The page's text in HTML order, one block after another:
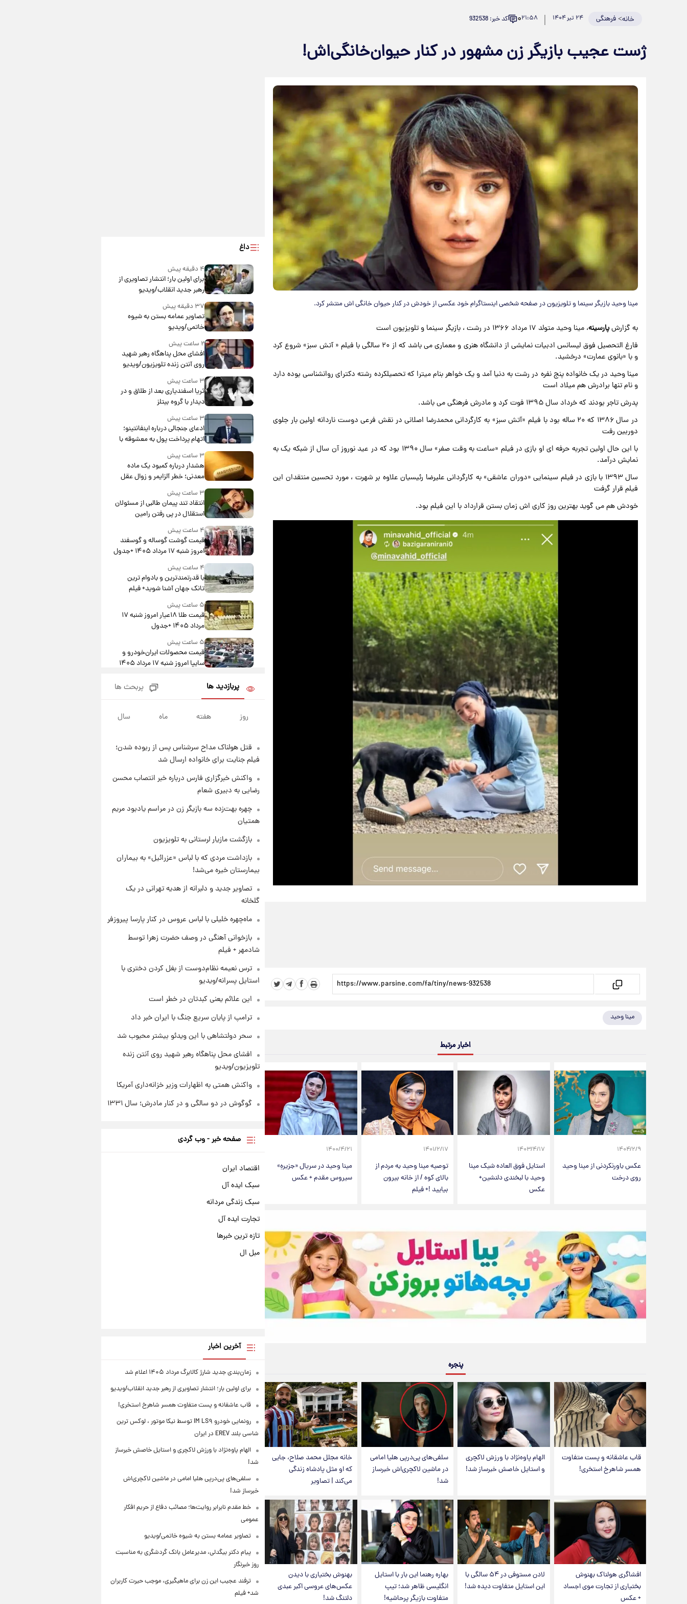
خانه>فرهنگی ۲۴ تیر ۱۴۰۴ ۲۱:۵۸۰ کد خبر: 932538
ژست عجیب بازیگر زن مشهور در کنار حیوان‌خانگی‌اش!
مینا وحید بازیگر سینما و تلویزیون در صفحه شخصی اینستاگرام خود عکسی از خودش در کنار حیوان خانگی ‌اش منتشر کرد.
به گزارشپارسینه، مینا وحید متولد ۱۷ مرداد ۱۳۶۶ در رشت ، بازیگر سینما و تلویزیون است
فارغ التحصیل فوق لیسانس ادبیات نمایشی از دانشگاه هنری و معماری می باشد که از ۲۰ سالگی با فیلم « آتش سبز» شروع کرد
و با «بانوی عمارت» درخشید.
مینا وحید در یک خانواده پنج نفره در رشت به دنیا آمد و یک خواهر بنام میترا که تحصیلکرده رشته دکترای روانشناسی بوده دارد
و نام تنها برادرش هم میلاد است
پدرش تاجر بودند که خرداد سال ۱۳۹۵ فوت کرد و مادرش فرهنگی می باشد.
در سال ۱۳۸۶ که ۲۰ ساله بود با فیلم «آتش سبز» به کارگردانی محمدرضا اصلانی در نقش فرعی دوست ناردانه اولین بار جلوی
دوربین رفت
با این حال اولین تجربه حرفه ای او بازی در فیلم «ساعت به وقت صفر» سال ۱۳۹۰ بود که در عید نوروز آن سال از شبکه یک به
نمایش درآمد.
سال ۱۳۹۳ با بازی در فیلم سینمایی «دوران عاشقی» به کارگردانی علیرضا رئیسیان علاوه بر شهرت ، مورد تحسین منتقدان این
فیلم قرار گرفت
خودش هم می گوید بهترین روز کاری اش زمان بستن قرارداد با این فیلم بود.
مینا وحید
اخبار مرتبط
۱۴۰۴/۲/۹
عکس باورنکردنی از مینا وحید
روی درخت
۱۴۰۳/۴/۱۷
استایل فوق العاده شیک مینا
وحید با لبخندی دلنشین+
عکس
۱۴۰۱/۲/۱۷
توصیه مینا وحید به مردم از
بالای کوه / از خانه بیرون
بیایید !+ فیلم
۱۴۰۰/۴/۲۱
مینا وحید در سریال «جزیرهِ»
سیروس مقدم + عکس
پنجره
قاب عاشقانه و پست متفاوت
همسر شاهرخ استخری!
الهام پاوه‌نژاد با ورزش لاکچری
و استایل خاصش خبرساز شد!
سلفی‌های پی‌درپی هلیا امامی
در ماشین لاکچری‌اش خبرساز
شد!
خانه مجلل محمد صلاح، جایی
که او مثل پادشاه زندگی
می‌کند | تصاویر
افشاگری هولناک بهنوش
بختیاری از تجارت موی اجساد
+ عکس
لادن مستوفی در ۵۴ سالگی با
این استایل متفاوت دیده شد!
بهاره رهنما این بار با استایل
انگلیسی ظاهر شد؛ تیپ
متفاوت بازیگر پرحاشیه!
بهنوش بختیاری با دیدن
عکس‌های عروسی اکبر عبدی
دلتنگ شد!
داغ
۴ دقیقه پیش
برای اولین بار؛ انتشار تصاویری از
رهبر جدید انقلاب/ویدیو
۳۷ دقیقه پیش
تصاویر عمامه بستن به شیوه
خاتمی/ویدیو
۲ ساعت پیش
افشای محل پناهگاه‌ رهبر شهید
روی آنتن زنده تلویزیون/ویدیو
۳ ساعت پیش
ثریا اسفندیاری بعد از طلاق و در
دیدار با گروه بیتلز
۳ ساعت پیش
ادعای جنجالی درباره اینفانتینو؛
اتهام پرداخت پول به معشوقه با
۳ ساعت پیش
هشدار درباره کمبود یک ماده
معدنی؛ خطر آلزایمر و زوال عقل
۳ ساعت پیش
انتقاد تند پیمان طالبی از مسئولان
استقلال در پی رفتن رامین
رضاییان+ عکس
۴ ساعت پیش
قیمت گوشت گوساله و گوسفند
امروز شنبه ۱۷ مرداد ۱۴۰۵ +جدول
۴ ساعت پیش
با قدرتمندترین و بادوام ترین
تانک جهان آشنا شوید+ فیلم
۵ ساعت پیش
قیمت طلا ۱۸عیار امروز شنبه ۱۷
مرداد ۱۴۰۵ +جدول
۵ ساعت پیش
قیمت محصولات ایران‌خودرو و
سایپا امروز شنبه ۱۷ مرداد ۱۴۰۵
یک پیش ‌بینی مهم برای قیمت
۱۹ ساعت پیش
۱ روز پیش
تصاویر کمتر دیده‌شده از شهیدان
حاجی‌زاده و باقری؛ فرماندهان
شهید هوافضای ایران
۱ روز پیش
قیمت خودروهای سایپا تغییر کرد؛
لیست قیمت جمعه ۱۶ مرداد
پربازدید ها پربحث ها
روز هفته ماه سال
قتل هولناک مداح سرشناس پس از ربوده شدن؛
فیلم جنایت برای خانواده ارسال شد
واکنش خبرگزاری فارس درباره خبر انتصاب محسن
رضایی به دبیری شعام
چهره بهت‌زده سه بازیگر زن در مراسم یادبود مریم
همتیان
بازگشت مازیار لرستانی به تلویزیون
بازداشت مردی که با لباس «عزرائیل» به بیماران
بیمارستان خیره می‌شد!
تصاویر جدید و دلبرانه از هدیه تهرانی در یک
گلخانه
ماه‌چهره خلیلی با لباس عروس در کنار پارسا پیروزفر
بازخوانی آهنگی در وصف حضرت زهرا توسط
شادمهر + فیلم
ترس نعیمه نظام‌دوست از بغل کردن دختری با
استایل پسرانه/ویدیو
این علائم یعنی کبدتان در خطر است
ترامپ از پایان سریع جنگ با ایران خبر داد
سحر دولتشاهی با این ویدئو بیشتر محبوب شد
افشای محل پناهگاه‌ رهبر شهید روی آنتن زنده
تلویزیون/ویدیو
واکنش همتی به اظهارات وزیر خزانه‌داری آمریکا
گوگوش در دو سالگی و در کنار مادرش؛ سال ۱۳۳۱
صفحه خبر - وب گردی
اقتصاد ایران
سبک ایده آل
سبک زندگی مردانه
تجارت ایده آل
تازه ترین خبرها
مبل ال
آخرین اخبار
زمان‌بندی جدید شارژ کالابرگ مرداد ۱۴۰۵ اعلام شد
برای اولین بار؛ انتشار تصاویری از رهبر جدید انقلاب/ویدیو
قاب عاشقانه و پست متفاوت همسر شاهرخ استخری!
رونمایی خودرو IM LS۹ توسط نیکا موتور ، لوکس ترین
شاسی بلند EREV در ایران
الهام پاوه‌نژاد با ورزش لاکچری و استایل خاصش خبرساز
شد!
سلفی‌های پی‌درپی هلیا امامی در ماشین لاکچری‌اش
خبرساز شد!
خط مقدم نابرابر روایت‌ها؛ مصائب دفاع از حریم افکار
عمومی
تصاویر عمامه بستن به شیوه خاتمی/ویدیو
پیام دکتر بیگدلی، مدیرعامل بانک گردشگری به مناسبت
روز خبرنگار
ترفند عجیب این زن برای ماهیگیری، موجب حیرت کاربران
شد+ فیلم